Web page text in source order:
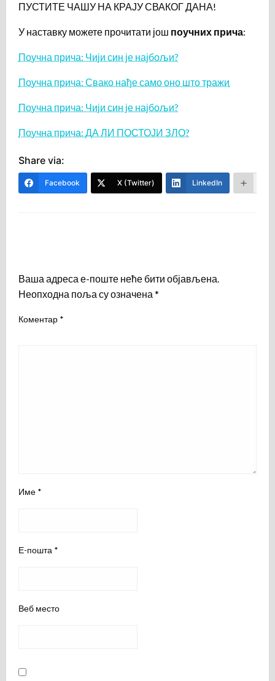
ПУСТИТЕ ЧАШУ НА КРАЈУ СВАКОГ ДАНА!
У наставку можете прочитати још поучних прича:
Поучна прича: Чији син је најбољи?
Поучна прича: Свако нађе само оно што тражи
Поучна прича: Чији син је најбољи?
Поучна прича: ДА ЛИ ПОСТОЈИ ЗЛО?
Share via:
Facebook X (Twitter) LinkedIn
Ваша адреса е-поште неће бити објављена.
Неопходна поља су означена *
Коментар *
Име *
Е-пошта *
Веб место